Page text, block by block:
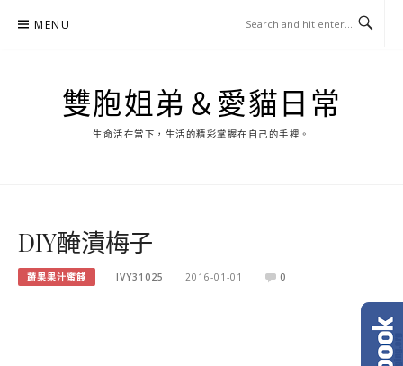
MENU
雙胞姐弟＆愛貓日常
生命活在當下，生活的精彩掌握在自己的手裡。
DIY醃漬梅子
蔬果果汁蜜餞 IVY31025 2016-01-01 0